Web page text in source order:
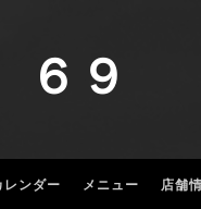
６９
レンダー メニュー 店舗